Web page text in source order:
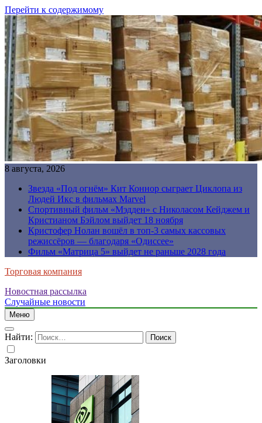
Перейти к содержимому
8 августа, 2026
Звезда «Под огнём» Кит Коннор сыграет Циклопа из
Людей Икс в фильмах Marvel
Спортивный фильм «Мэдден» с Николасом Кейджем и
Кристианом Бэйлом выйдет 18 ноября
Кристофер Нолан вошёл в топ-3 самых кассовых
режиссёров — благодаря «Одиссее»
Фильм «Матрица 5» выйдет не раньше 2028 года
Торговая компания
Новостная рассылка
Случайные новости
Меню
Найти:
Заголовки